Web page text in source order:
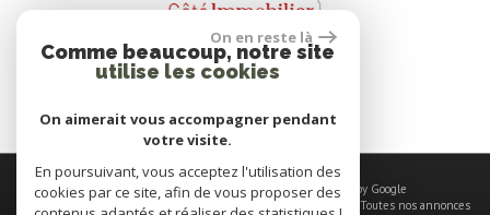
© 2026 | Tous droits réservés | Traduction powered by Google
Plan du site
- Mentions légales - Nos honoraires - Liens Admin Toutes nos annonces
On en reste là
Comme beaucoup, notre site
utilise les cookies
On aimerait vous accompagner pendant
votre visite.
En poursuivant, vous acceptez l'utilisation des
cookies par ce site, afin de vous proposer des